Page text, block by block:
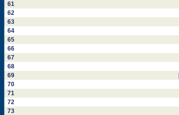
61
62
63
64
65
66
67
68
69
70
71
72
73